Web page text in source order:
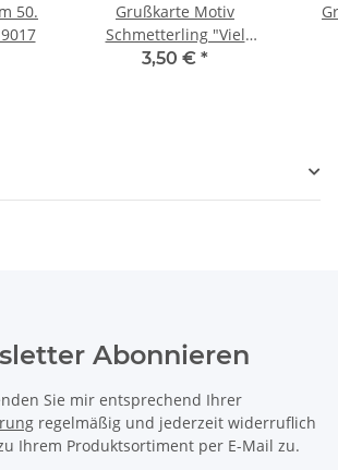
50.
Grußkarte Motiv
Schmetterling "Viel
Glück"
3,50 € *
Abonnieren
Sie mir entsprechend Ihrer
regelmäßig und jederzeit widerruflich
Ihrem Produktsortiment per E-Mail zu.